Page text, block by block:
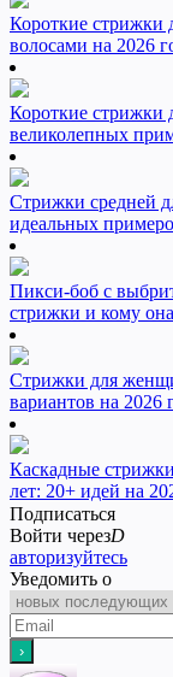
Короткие стрижки
волосами на 2026
Короткие стрижки
великолепных
Стрижки средней
идеальных
Пикси-боб с
стрижки и кому
Стрижки для
вариантов на 2026
Каскадные
лет: 20+ идей на
Подписаться
Войти черезD
авторизуйтесь
Уведомить о